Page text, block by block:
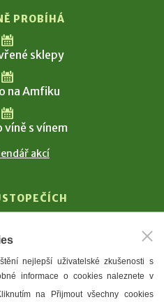
PROBÍHÁ
sklepy
na Amfiku
víně s vínem
akcí
nejlepší uživatelské zkušenosti s
informace o cookies naleznete v
na Přijmout všechny cookies